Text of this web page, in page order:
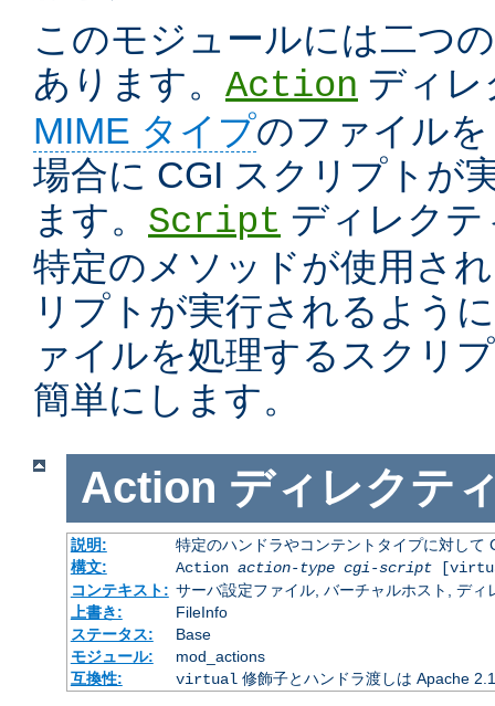
このモジュールには二つ
あります。 Action ディ
MIME タイプのファイル
場合に CGI スクリプトが
ます。 Script ディレク
特定のメソッドが使用さ
リプトが実行されるよう
ァイルを処理するスクリ
簡単にします。
Action ディレクテ
説明:
特定のハンドラやコンテントタイプに対して
構文:
Action action-type cgi-script
コンテキスト: サーバ設定ファイル, バーチャルホスト, ディ
上書き:
FileInfo
ステータス:
Base
モジュール:
mod_actions
互換性:
virtual 修飾子とハンドラ渡しは Apache